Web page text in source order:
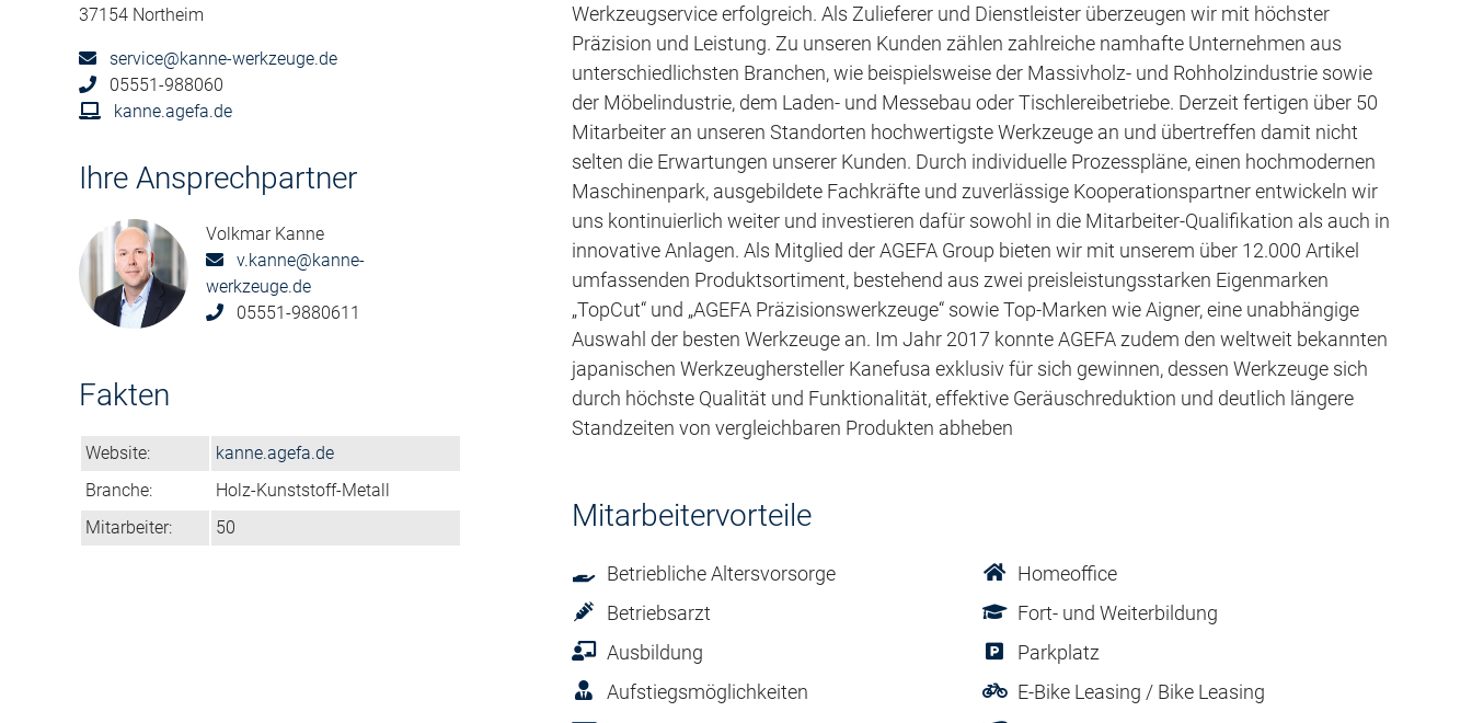
37154 Northeim
service@kanne-werkzeuge.de
05551-988060
kanne.agefa.de
Ihre Ansprechpartner
Volkmar Kanne
v.kanne@kanne-
werkzeuge.de
05551-9880611
Fakten
Website:
kanne.agefa.de
Branche:
Holz-Kunststoff-Metall
Mitarbeiter:
50
Werkzeugservice erfolgreich. Als Zulieferer und Dienstleister überzeugen wir mit höchster
Präzision und Leistung. Zu unseren Kunden zählen zahlreiche namhafte Unternehmen aus
unterschiedlichsten Branchen, wie beispielsweise der Massivholz- und Rohholzindustrie sowie
der Möbelindustrie, dem Laden- und Messebau oder Tischlereibetriebe. Derzeit fertigen über 50
Mitarbeiter an unseren Standorten hochwertigste Werkzeuge an und übertreffen damit nicht
selten die Erwartungen unserer Kunden. Durch individuelle Prozesspläne, einen hochmodernen
Maschinenpark, ausgebildete Fachkräfte und zuverlässige Kooperationspartner entwickeln wir
uns kontinuierlich weiter und investieren dafür sowohl in die Mitarbeiter-Qualifikation als auch in
innovative Anlagen. Als Mitglied der AGEFA Group bieten wir mit unserem über 12.000 Artikel
umfassenden Produktsortiment, bestehend aus zwei preisleistungsstarken Eigenmarken
„TopCut“ und „AGEFA Präzisionswerkzeuge“ sowie Top-Marken wie Aigner, eine unabhängige
Auswahl der besten Werkzeuge an. Im Jahr 2017 konnte AGEFA zudem den weltweit bekannten
japanischen Werkzeughersteller Kanefusa exklusiv für sich gewinnen, dessen Werkzeuge sich
durch höchste Qualität und Funktionalität, effektive Geräuschreduktion und deutlich längere
Standzeiten von vergleichbaren Produkten abheben
Mitarbeitervorteile
Betriebliche Altersvorsorge
Homeoffice
Betriebsarzt
Fort- und Weiterbildung
Ausbildung
Parkplatz
Aufstiegsmöglichkeiten
E-Bike Leasing / Bike Leasing